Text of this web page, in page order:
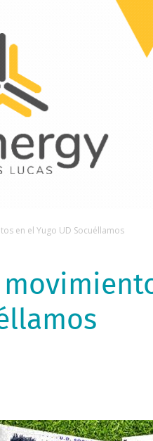
en el Yugo UD Socuéllamos